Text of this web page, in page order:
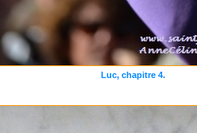
Luc, chapitre 4.